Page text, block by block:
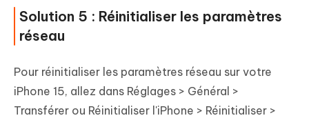
Solution 5 : Réinitialiser les paramètres
réseau
Pour réinitialiser les paramètres réseau sur votre
iPhone 15, allez dans Réglages > Général >
Transférer ou Réinitialiser l'iPhone > Réinitialiser >